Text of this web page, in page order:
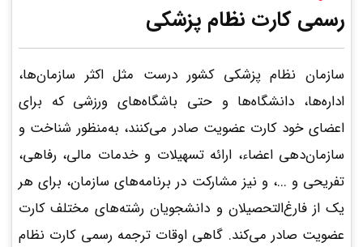
رسمی کارت نظام پزشکی
سازمان نظام پزشکی کشور درست مثل اکثر سازمان‌ها،
اداره‌‌ها، دانشگاه‌‌ها و حتی باشگاه‌‌های ورزشی که برای
اعضای خود کارت عضویت صادر می‌‌کنند، به‌منظور شناخت و
سازمان‌دهی اعضاء، ارائه تسهیلات و خدمات مالی، رفاهی،
تفریحی و ...، و نیز مشارکت در برنامه‌‌های سازمان، برای هر
یک از فارغ‌‌التحصیلان و دانشجویان رشته‌‌های مختلف کارت
عضویت صادر می‌‌کند. گاهی اوقات ترجمه رسمی کارت نظام